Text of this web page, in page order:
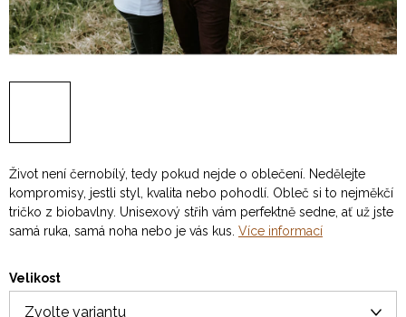
Život není černobílý, tedy pokud nejde o oblečení. Nedělejte
kompromisy, jestli styl, kvalita nebo pohodlí. Obleč si to nejměkčí
tričko z biobavlny. Unisexový střih vám perfektně sedne, ať už jste
samá ruka, samá noha nebo je vás kus. Více informací
Velikost